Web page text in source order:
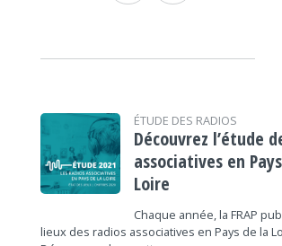
ÉTUDE DES RADIOS
Découvrez l’étude
associatives en
Loire
Chaque année, la FRAP
lieux des radios associatives en Pays de la